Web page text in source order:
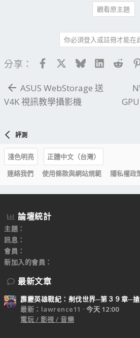
觀看原主題
你必須登入或註冊才能在
分享： FacebookBluesky
ASUS WebStorage 送
V4K 視訊教學攝影機
評測
淺色明亮
正體中文（台灣）
連絡我們
使用條款與網站規範 隱私權政
論壇統計
主題
訊息
會員
新加入的會員
最新文章
霹靂英雄戰紀：刜伐世界─第３９章─
最新：lawrence11
今天 12:00
電玩 / 影視 / 音樂